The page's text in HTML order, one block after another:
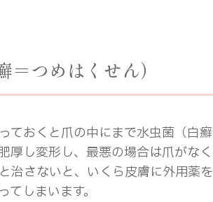
＝つめはくせん）
ておくと爪の中にまで水虫菌（白癬
厚し変形し、最悪の場合は爪がな
治さないと、いくら皮膚に外用薬
てしまいます。